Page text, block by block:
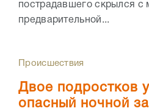
пострадавшего скрылся
предварительной...
Происшествия
Двое подростков
опасный ночной